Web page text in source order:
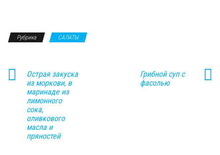
Рубрика САЛАТЫ
Острая закуска
из моркови, в
маринаде из
лимонного
сока,
оливкового
масла и
пряностей
Грибной суп с
фасолью